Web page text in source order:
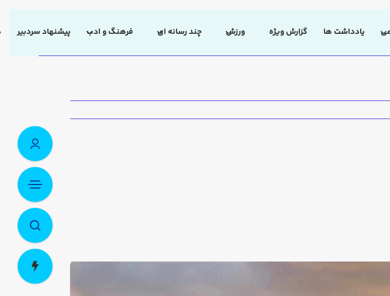
یادداشت ها گزارش ویژه ورزش چند رسانه ای فرهنگ و ادب پیشنهاد سردبیر